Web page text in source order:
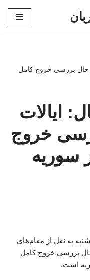
حال بررسی خروج کامل
ایالات
خروج
سوریه
به نقل از مقام‌های
بررسی خروج کامل
است.